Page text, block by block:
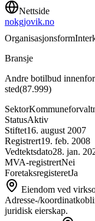
Nettside
nokgjovik.no
Organisasjonsform
Bransje
Andre botilbud
sted(87.999)
Sektor
StatusAktiv
Stiftet16. august 2007
Registrert19. feb. 2008
Vedtektsdato28. jan.
MVA-registrertNei
ForetaksregisteretJa
Eiendom ved
Adresse-/
juridisk eierskap.